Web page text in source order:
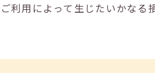
利用によって生じたいかな